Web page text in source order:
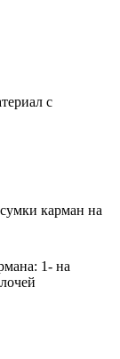
с
карман на
1- на